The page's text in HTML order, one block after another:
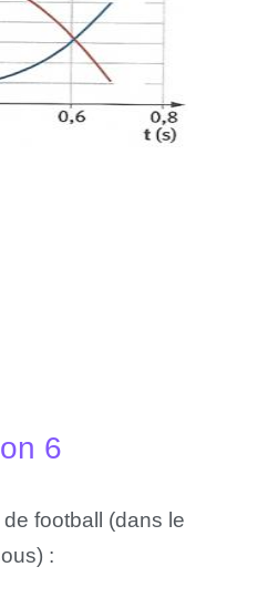
6
football (dans le
: